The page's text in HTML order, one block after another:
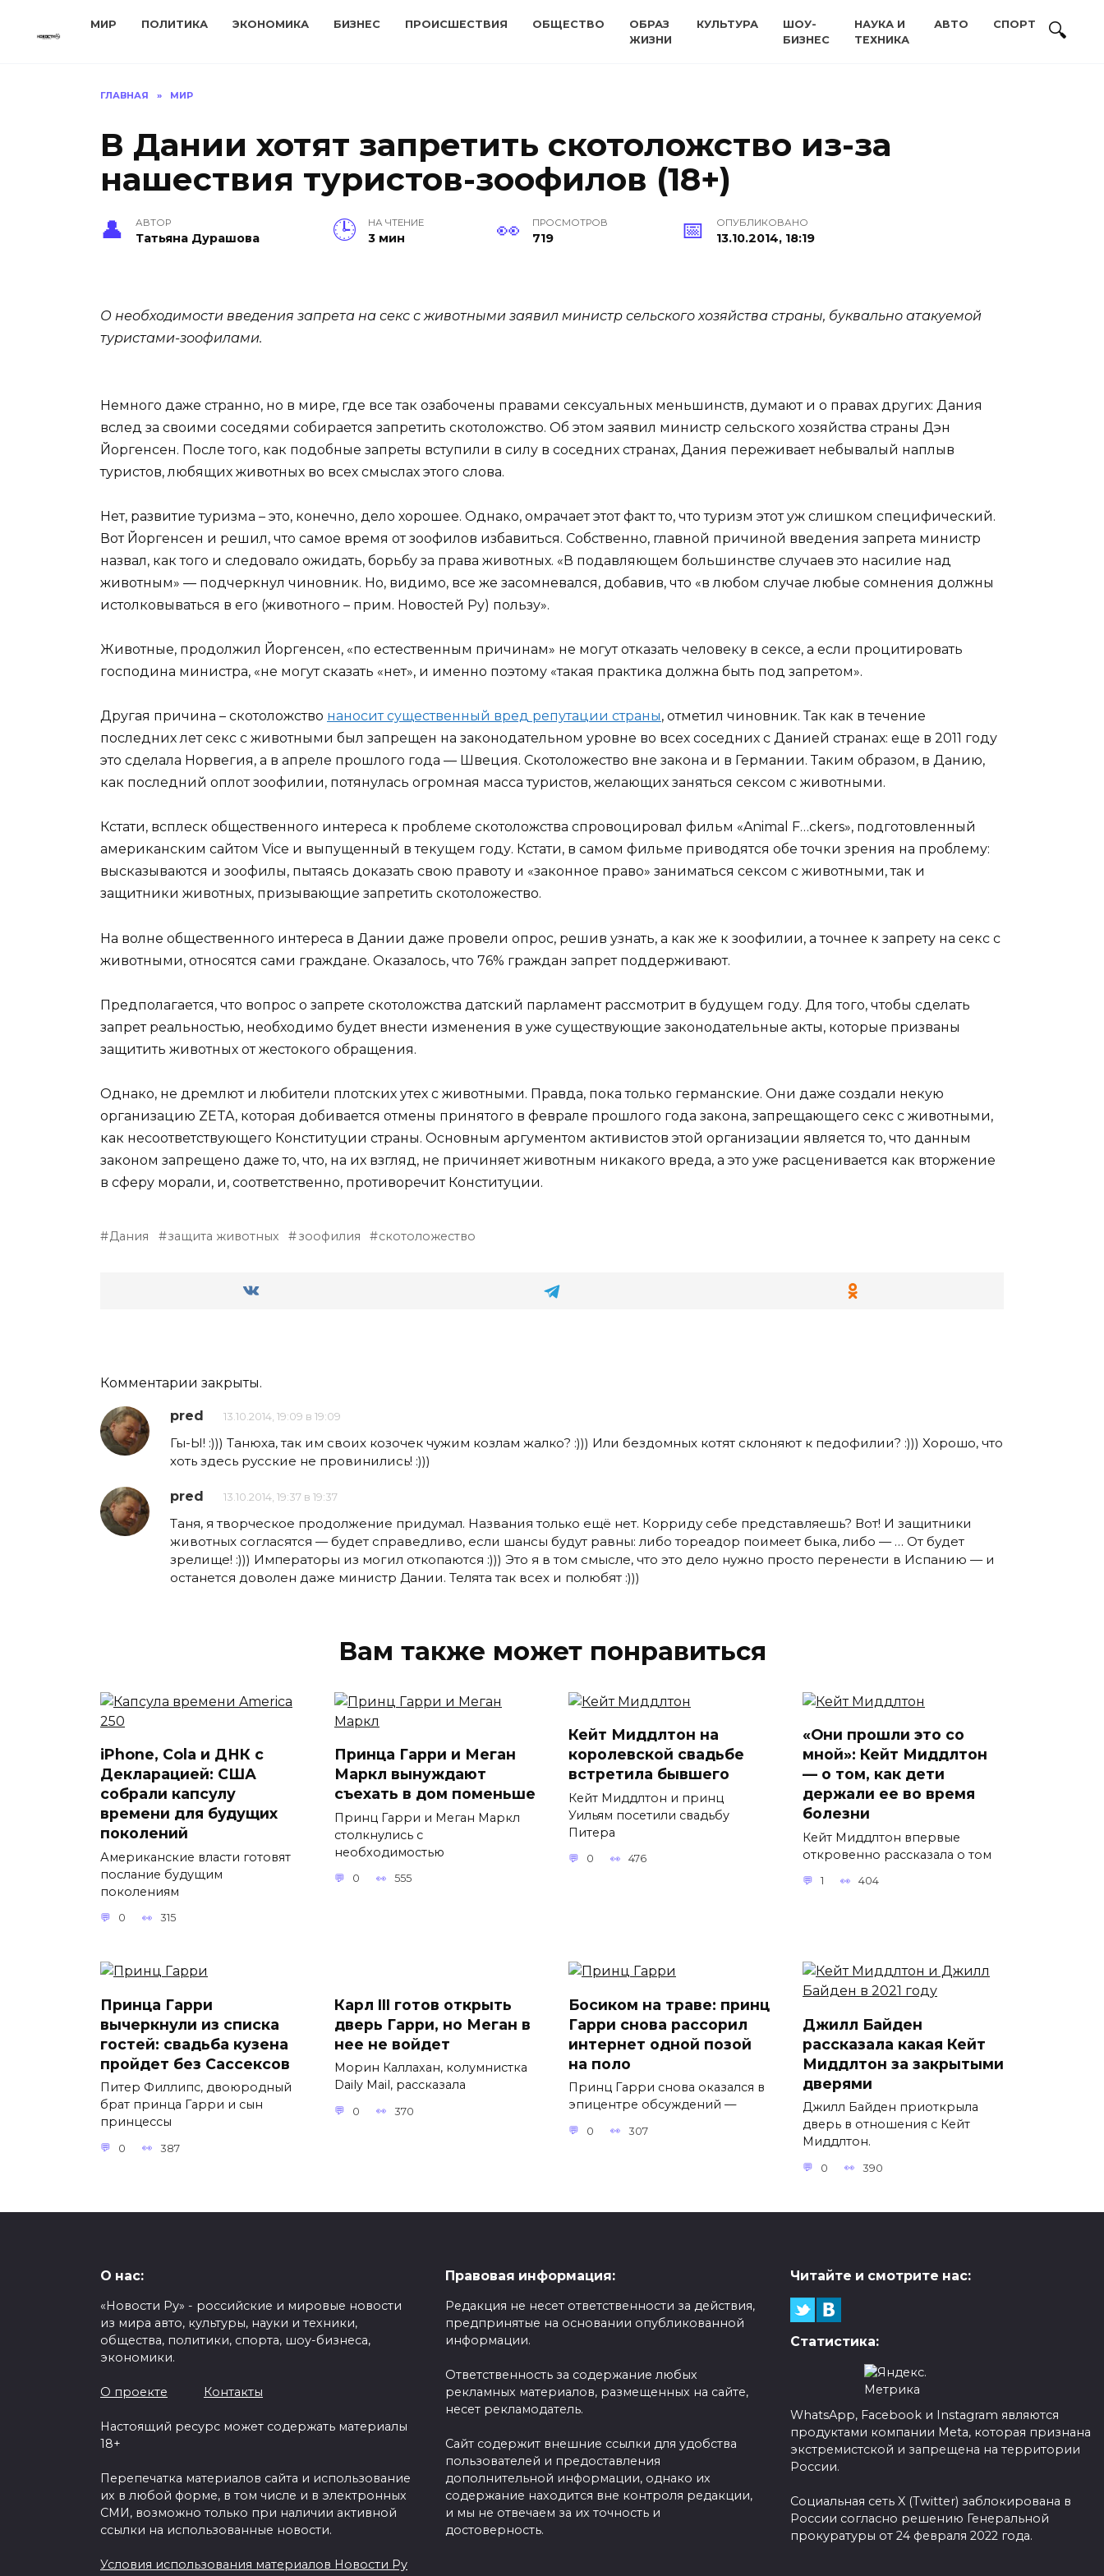
МИР ПОЛИТИКА ЭКОНОМИКА БИЗНЕС ПРОИСШЕСТВИЯ ОБЩЕСТВО
ОБРАЗ
ЖИЗНИ
КУЛЬТУРА
ШОУ-
БИЗНЕС
НАУКА И
ТЕХНИКА
АВТО СПОРТ
ГЛАВНАЯ » МИР
В Дании хотят запретить скотоложство из-за
нашествия туристов-зоофилов (18+)
АВТОР
Татьяна Дурашова
НА ЧТЕНИЕ
3 мин
ПРОСМОТРОВ
719
ОПУБЛИКОВАНО
13.10.2014, 18:19
О необходимости введения запрета на секс с животными заявил министр сельского хозяйства страны, буквально атакуемой
туристами-зоофилами.
Немного даже странно, но в мире, где все так озабочены правами сексуальных меньшинств, думают и о правах других: Дания
вслед за своими соседями собирается запретить скотоложство. Об этом заявил министр сельского хозяйства страны Дэн
Йоргенсен. После того, как подобные запреты вступили в силу в соседних странах, Дания переживает небывалый наплыв
туристов, любящих животных во всех смыслах этого слова.
Нет, развитие туризма – это, конечно, дело хорошее. Однако, омрачает этот факт то, что туризм этот уж слишком специфический.
Вот Йоргенсен и решил, что самое время от зоофилов избавиться. Собственно, главной причиной введения запрета министр
назвал, как того и следовало ожидать, борьбу за права животных. «В подавляющем большинстве случаев это насилие над
животным» — подчеркнул чиновник. Но, видимо, все же засомневался, добавив, что «в любом случае любые сомнения должны
истолковываться в его (животного – прим. Новостей Ру) пользу».
Животные, продолжил Йоргенсен, «по естественным причинам» не могут отказать человеку в сексе, а если процитировать
господина министра, «не могут сказать «нет», и именно поэтому «такая практика должна быть под запретом».
Другая причина – скотоложство наносит существенный вред репутации страны, отметил чиновник. Так как в течение
последних лет секс с животными был запрещен на законодательном уровне во всех соседних с Данией странах: еще в 2011 году
это сделала Норвегия, а в апреле прошлого года — Швеция. Скотоложество вне закона и в Германии. Таким образом, в Данию,
как последний оплот зоофилии, потянулась огромная масса туристов, желающих заняться сексом с животными.
Кстати, всплеск общественного интереса к проблеме скотоложства спровоцировал фильм «Animal F…ckers», подготовленный
американским сайтом Vice и выпущенный в текущем году. Кстати, в самом фильме приводятся обе точки зрения на проблему:
высказываются и зоофилы, пытаясь доказать свою правоту и «законное право» заниматься сексом с животными, так и
защитники животных, призывающие запретить скотоложество.
На волне общественного интереса в Дании даже провели опрос, решив узнать, а как же к зоофилии, а точнее к запрету на секс с
животными, относятся сами граждане. Оказалось, что 76% граждан запрет поддерживают.
Предполагается, что вопрос о запрете скотоложства датский парламент рассмотрит в будущем году. Для того, чтобы сделать
запрет реальностью, необходимо будет внести изменения в уже существующие законодательные акты, которые призваны
защитить животных от жестокого обращения.
Однако, не дремлют и любители плотских утех с животными. Правда, пока только германские. Они даже создали некую
организацию ZETA, которая добивается отмены принятого в феврале прошлого года закона, запрещающего секс с животными,
как несоответствующего Конституции страны. Основным аргументом активистов этой организации является то, что данным
законом запрещено даже то, что, на их взгляд, не причиняет животным никакого вреда, а это уже расценивается как вторжение
в сферу морали, и, соответственно, противоречит Конституции.
Дания защита животных зоофилия скотоложество
Комментарии закрыты.
pred 13.10.2014, 19:09 в 19:09
Гы-Ы! :))) Танюха, так им своих козочек чужим козлам жалко? :))) Или бездомных котят склоняют к педофилии? :))) Хорошо, что
хоть здесь русские не провинились! :)))
pred 13.10.2014, 19:37 в 19:37
Таня, я творческое продолжение придумал. Названия только ещё нет. Корриду себе представляешь? Вот! И защитники
животных согласятся — будет справедливо, если шансы будут равны: либо тореадор поимеет быка, либо — … От будет
зрелище! :))) Императоры из могил откопаются :))) Это я в том смысле, что это дело нужно просто перенести в Испанию — и
останется доволен даже министр Дании. Телята так всех и полюбят :)))
Вам также может понравиться
iPhone, Cola и ДНК с
Декларацией: США
собрали капсулу
времени для будущих
поколений
Американские власти готовят
послание будущим
поколениям
0 315
Принца Гарри и Меган
Маркл вынуждают
съехать в дом поменьше
Принц Гарри и Меган Маркл
столкнулись с
необходимостью
0 555
Кейт Миддлтон на
королевской свадьбе
встретила бывшего
Кейт Миддлтон и принц
Уильям посетили свадьбу
Питера
0 476
«Они прошли это со
мной»: Кейт Миддлтон
— о том, как дети
держали ее во время
болезни
Кейт Миддлтон впервые
откровенно рассказала о том
1 404
Принца Гарри
вычеркнули из списка
гостей: свадьба кузена
пройдет без Сассексов
Питер Филлипс, двоюродный
брат принца Гарри и сын
принцессы
0 387
Карл III готов открыть
дверь Гарри, но Меган в
нее не войдет
Морин Каллахан, колумнистка
Daily Mail, рассказала
0 370
Босиком на траве: принц
Гарри снова рассорил
интернет одной позой
на поло
Принц Гарри снова оказался в
эпицентре обсуждений —
0 307
Джилл Байден
рассказала какая Кейт
Миддлтон за закрытыми
дверями
Джилл Байден приоткрыла
дверь в отношения с Кейт
Миддлтон.
0 390
О нас:
«Новости Ру» - российские и мировые новости
из мира авто, культуры, науки и техники,
общества, политики, спорта, шоу-бизнеса,
экономики.
О проекте Контакты
Настоящий ресурс может содержать материалы
18+
Перепечатка материалов сайта и использование
их в любой форме, в том числе и в электронных
СМИ, возможно только при наличии активной
ссылки на использованные новости.
Условия использования материалов Новости Ру
Правовая информация:
Редакция не несет ответственности за действия,
предпринятые на основании опубликованной
информации.
Ответственность за содержание любых
рекламных материалов, размещенных на сайте,
несет рекламодатель.
Сайт содержит внешние ссылки для удобства
пользователей и предоставления
дополнительной информации, однако их
содержание находится вне контроля редакции,
и мы не отвечаем за их точность и
достоверность.
Читайте и смотрите нас:
Статистика:
WhatsApp, Facebook и Instagram являются
продуктами компании Meta, которая признана
экстремистской и запрещена на территории
России.
Социальная сеть X (Twitter) заблокирована в
России согласно решению Генеральной
прокуратуры от 24 февраля 2022 года.